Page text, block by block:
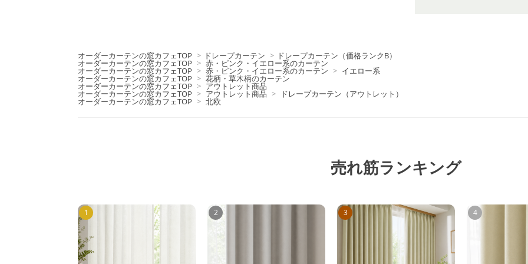
オーダーカーテンの窓カフェTOP > ドレープカーテン > ドレープカーテン（価格ランクB）
オーダーカーテンの窓カフェTOP > 赤・ピンク・イエロー系のカーテン
オーダーカーテンの窓カフェTOP > 赤・ピンク・イエロー系のカーテン > イエロー系
オーダーカーテンの窓カフェTOP > 花柄・草木柄のカーテン
オーダーカーテンの窓カフェTOP > アウトレット商品
オーダーカーテンの窓カフェTOP > アウトレット商品 > ドレープカーテン（アウトレット）
オーダーカーテンの窓カフェTOP > 北欧
売れ筋ランキング
1 2 3 4